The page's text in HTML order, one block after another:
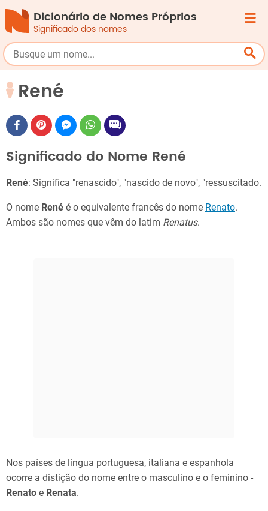
Dicionário de Nomes Próprios
Significado dos nomes
René
Significado do Nome René
René: Significa "renascido", "nascido de novo", "ressuscitado.
O nome René é o equivalente francês do nome Renato.
Ambos são nomes que vêm do latim Renatus.
Nos países de língua portuguesa, italiana e espanhola
ocorre a distição do nome entre o masculino e o feminino -
Renato e Renata.